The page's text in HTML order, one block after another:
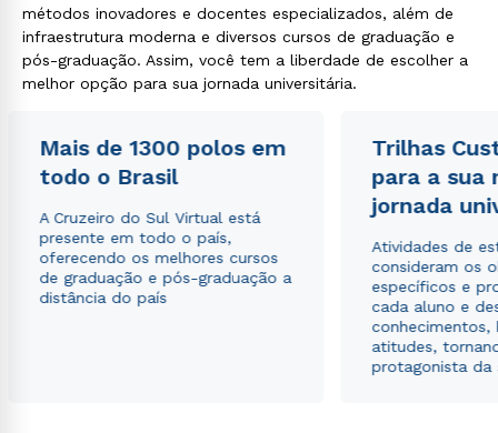
métodos inovadores e docentes especializados, além de
infraestrutura moderna e diversos cursos de graduação e
pós-graduação. Assim, você tem a liberdade de escolher a
melhor opção para sua jornada universitária.
Mais de 1300 polos em
todo o Brasil
A Cruzeiro do Sul Virtual está
presente em todo o país,
oferecendo os melhores cursos
de graduação e pós-graduação a
distância do país
Trilhas
para a sua
jornada
Atividades de
consideram os
específicos e
cada aluno e
conhecimentos,
atitudes,
protagonista da
Estou de acordo com aPolítica de Privacidade.e
autorizo que meus dados sejam utilizados para o
envio de conteúdos da Cruzeiro do Sul.